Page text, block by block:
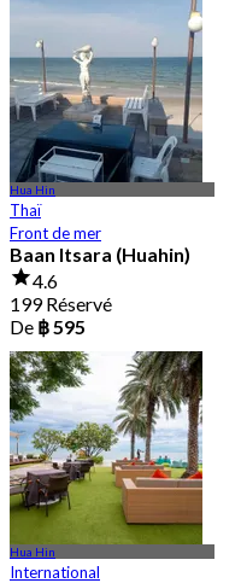
Hua Hin
Thaï
Front de mer
Baan Itsara (Huahin)
4.6
199 Réservé
De ฿ 595
Hua Hin
International